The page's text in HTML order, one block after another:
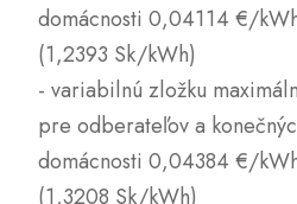
domácnosti 0,04114 €/
(1,2393 Sk/kWh)
- variabilnú zložku
pre odberateľov a
domácnosti 0,04384 €/
(1,3208 Sk/kWh)